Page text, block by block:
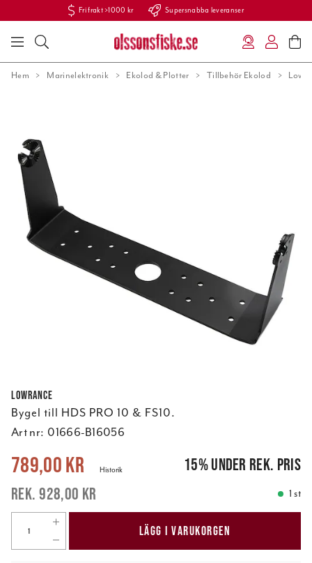
Fri frakt >1000 kr Supersnabba leveranser
Hem Marinelektronik Ekolod & Plotter Tillbehör Ekolod
Lowrance
Bygel till HDS PRO 10 & FS10.
Art nr: 01666-B16056
Nuvarande pris:789,00 kr 928,00 kr
789,00 kr
928,00 kr
Historik 15%under rek. pris
1 st
LÄGG I VARUKORGEN